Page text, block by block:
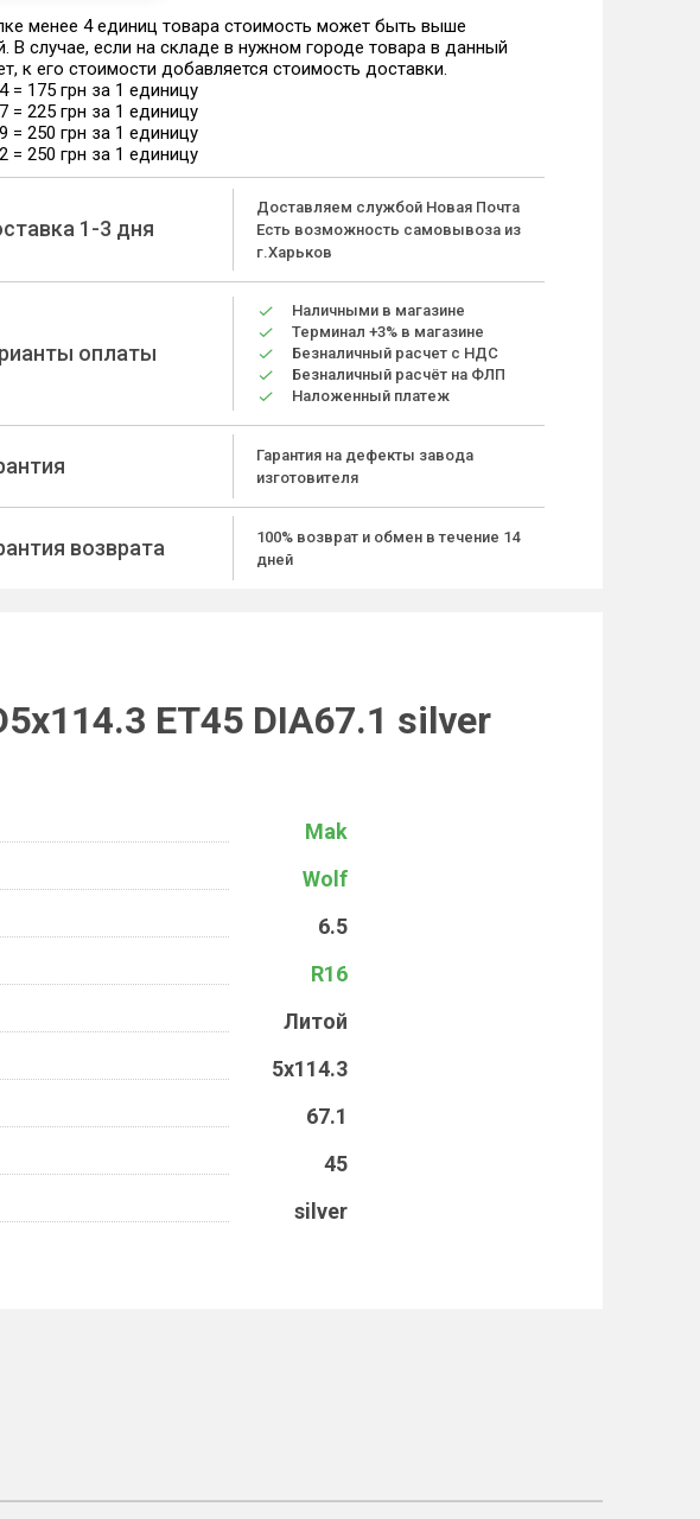
менее 4 единиц товара стоимость может быть выше
В случае, если на складе в нужном городе товара в данный
к его стоимости добавляется стоимость доставки.
= 175 грн за 1 единицу
= 225 грн за 1 единицу
= 250 грн за 1 единицу
= 250 грн за 1 единицу
1-3 дня
Доставляем службой Новая Почта
Есть возможность самовывоза из
г.Харьков
оплаты
Наличными в магазине
Терминал +3% в магазине
Безналичный расчет с НДС
Безналичный расчёт на ФЛП
Наложенный платеж
Гарантия на дефекты завода
изготовителя
возврата
100% возврат и обмен в течение 14
дней
ET45 DIA67.1 silver
Mak
Wolf
6.5
R16
Литой
5x114.3
67.1
45
silver